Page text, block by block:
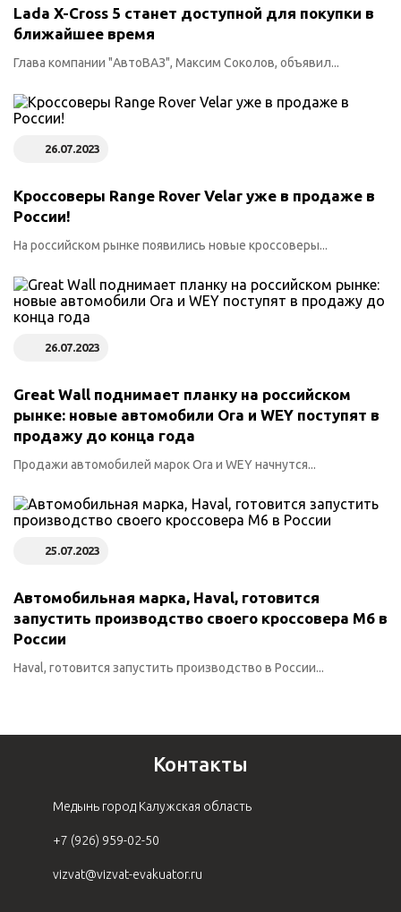
Lada X-Cross 5 станет доступной для покупки в
ближайшее время
Глава компании "АвтоВАЗ", Максим Соколов, объявил...
26.07.2023
Кроссоверы Range Rover Velar уже в продаже в
России!
На российском рынке появились новые кроссоверы...
26.07.2023
Great Wall поднимает планку на российском
рынке: новые автомобили Ora и WEY поступят в
продажу до конца года
Продажи автомобилей марок Ora и WEY начнутся...
25.07.2023
Автомобильная марка, Haval, готовится
запустить производство своего кроссовера M6 в
России
Haval, готовится запустить производство в России...
Контакты
Медынь город Калужская область
+7 (926) 959-02-50
vizvat@vizvat-evakuator.ru